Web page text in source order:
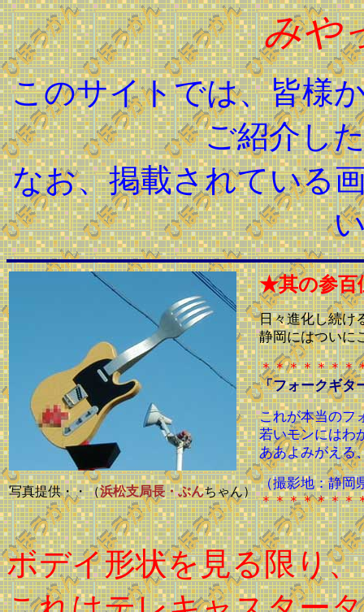
みや
このサイトでは、皆様
ご紹介し
なお、掲載されている
写真提供・・（浜松支局長・ぶんちゃん）
★其の参百
日々進化し続け
静岡にはついに
＊＊＊＊＊＊＊
「フォークギタ
これが本当のフ
若いモンにはわ
ああよみがえる
（撮影地：静岡
＊＊＊＊＊＊＊
ボデイ形状を見る限り、